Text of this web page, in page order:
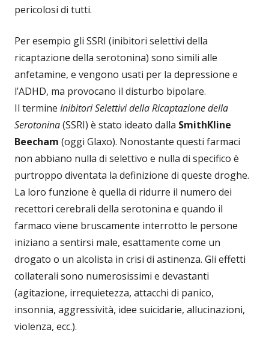
pericolosi di tutti.
Per esempio gli SSRI (inibitori selettivi della
ricaptazione della serotonina) sono simili alle
anfetamine, e vengono usati per la depressione e
l’ADHD, ma provocano il disturbo bipolare.
Il termine Inibitori Selettivi della Ricaptazione della
Serotonina(SSRI) è stato ideato dalla SmithKline
Beecham (oggi Glaxo). Nonostante questi farmaci
non abbiano nulla di selettivo e nulla di specifico è
purtroppo diventata la definizione di queste droghe.
La loro funzione è quella di ridurre il numero dei
recettori cerebrali della serotonina e quando il
farmaco viene bruscamente interrotto le persone
iniziano a sentirsi male, esattamente come un
drogato o un alcolista in crisi di astinenza. Gli effetti
collaterali sono numerosissimi e devastanti
(agitazione, irrequietezza, attacchi di panico,
insonnia, aggressività, idee suicidarie, allucinazioni,
violenza, ecc.).